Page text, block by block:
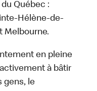
Québec :
Hélène-de-
Melbourne.
en pleine
à bâtir
gens, le